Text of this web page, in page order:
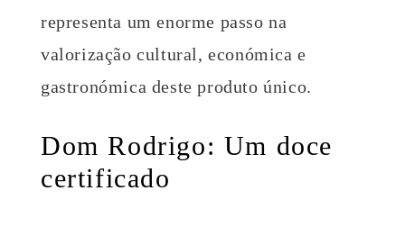
representa um enorme passo na
valorização cultural, económica e
gastronómica deste produto único.
Dom Rodrigo: Um doce
certificado